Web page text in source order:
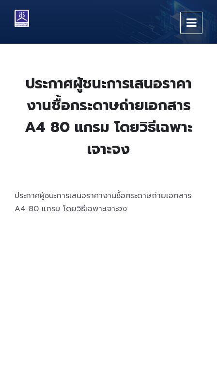
content
main
footer
ประกาศผู้ชนะการเสนอราคา
งานซื้อกระดาษถ่ายเอกสาร
A4 80 แกรม โดยวิธีเฉพาะ
เจาะจง
ประกาศผู้ชนะการเสนอราคางานซื้อกระดาษถ่ายเอกสาร
A4 80 แกรม โดยวิธีเฉพาะเจาะจง